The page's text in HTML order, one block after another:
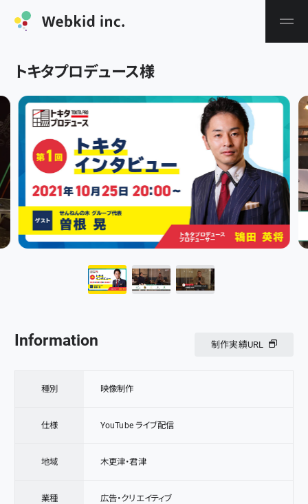
トキタプロデュース様
Information
種別 映像制作
仕様 YouTube ライブ配信
地域 木更津・君津
業種 広告・クリエイティブ
制作実績URL